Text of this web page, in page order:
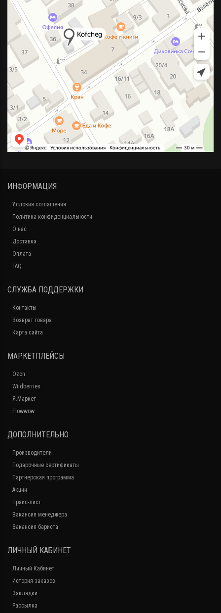
ИНФОРМАЦИЯ
Условия соглашения
Политика конфиденциальности
О нас
Доставка
Оплата
FAQ
СЛУЖБА ПОДДЕРЖКИ
Контакты
Возврат товара
Карта сайта
МАРКЕТПЛЕЙСЫ
Ozon
Wildberries
Я.Маркет
Flowwow
ДОПОЛНИТЕЛЬНО
Производители
Подарочные сертификаты
Партнерская программа
Акции
Прайс-лист
Вакансия менеджера
Вакансия бариста
ЛИЧНЫЙ КАБИНЕТ
Личный Кабинет
История заказов
Закладки
Рассылка